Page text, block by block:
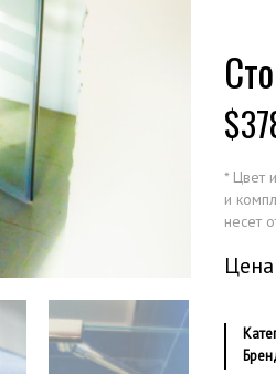
* Цвет
и
несет